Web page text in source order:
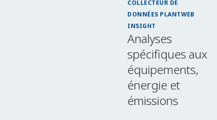
COLLECTEUR DE
DONNÉES PLANTWEB
INSIGHT
Analyses
spécifiques aux
équipements,
énergie et
émissions